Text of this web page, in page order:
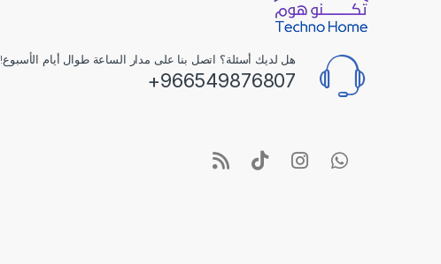
هل لديك أسئلة؟ اتصل بنا على مدار الساعة طوال أيام الأسبوع!